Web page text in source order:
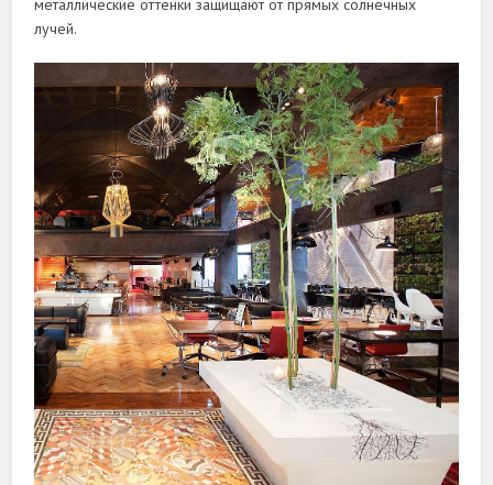
металлические оттенки защищают от прямых солнечных
лучей.